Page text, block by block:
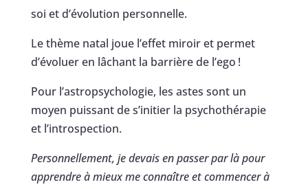
soi et d’évolution personnelle.
Le thème natal joue l’effet miroir et permet
d’évoluer en lâchant la barrière de l’ego !
Pour l’astropsychologie, les astes sont un
moyen puissant de s’initier la psychothérapie
et l’introspection.
Personnellement, je devais en passer par là pour
apprendre à mieux me connaître et commencer à